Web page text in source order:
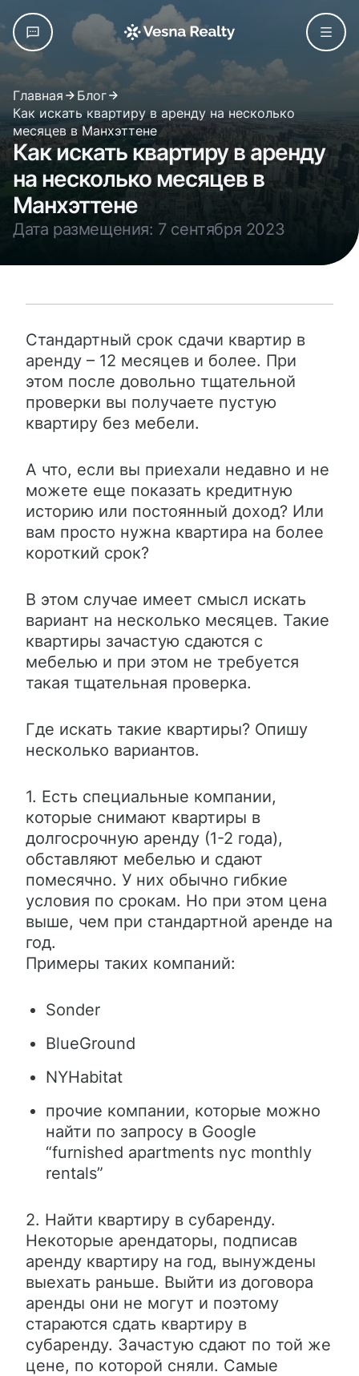
Главная
Блог
Как искать квартиру в аренду на несколько
месяцев в Манхэттене
Как искать квартиру в аренду
на несколько месяцев в
Манхэттене
Дата размещения: 7 сентября 2023
Стандартный срок сдачи квартир в
аренду – 12 месяцев и более. При
этом после довольно тщательной
проверки вы получаете пустую
квартиру без мебели.
А что, если вы приехали недавно и не
можете еще показать кредитную
историю или постоянный доход? Или
вам просто нужна квартира на более
короткий срок?
В этом случае имеет смысл искать
вариант на несколько месяцев. Такие
квартиры зачастую сдаются с
мебелью и при этом не требуется
такая тщательная проверка.
Где искать такие квартиры? Опишу
несколько вариантов.
1. Есть специальные компании,
которые снимают квартиры в
долгосрочную аренду (1-2 года),
обставляют мебелью и сдают
помесячно. У них обычно гибкие
условия по срокам. Но при этом цена
выше, чем при стандартной аренде на
год.
Примеры таких компаний:
Sonder
BlueGround
NYHabitat
прочие компании, которые можно
найти по запросу в Google
“furnished apartments nyc monthly
rentals”
2. Найти квартиру в субаренду.
Некоторые арендаторы, подписав
аренду квартиру на год, вынуждены
выехать раньше. Выйти из договора
аренды они не могут и поэтому
стараются сдать квартиру в
субаренду. Зачастую сдают по той же
цене, по которой сняли. Самые